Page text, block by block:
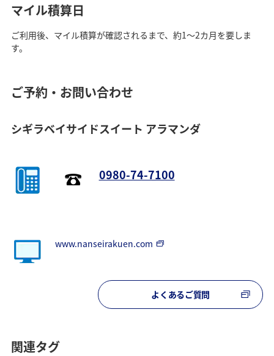
マイル積算日
ご利用後、マイル積算が確認されるまで、約1～2カ月を要しま
す。
ご予約・お問い合わせ
シギラベイサイドスイート アラマンダ
0980-74-7100
www.nanseirakuen.com
よくあるご質問
関連タグ